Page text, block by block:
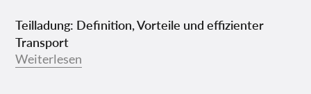
Teilladung: Definition, Vorteile und effizienter
Transport
Weiterlesen